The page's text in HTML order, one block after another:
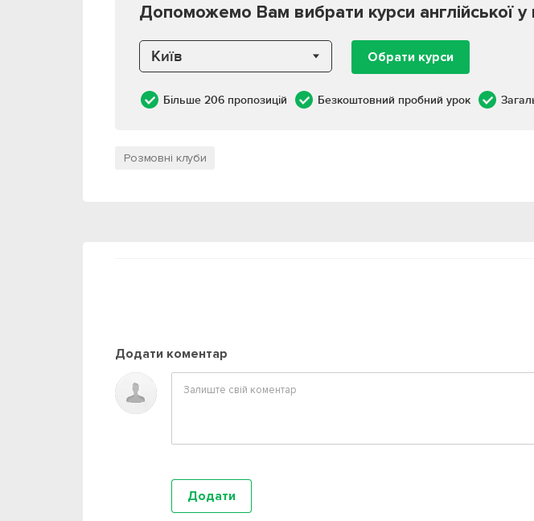
Допоможемо Вам вибрати курси англійської у
Київ Обрати курси
Більше 206 пропозицій Безкоштовний пробний урок
Розмовні клуби
Додати коментар